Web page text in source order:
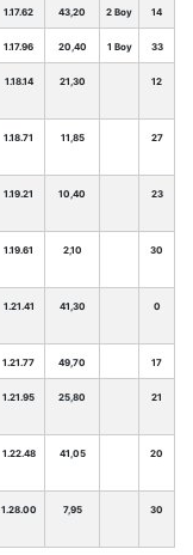
1.17.62 43,20 2 Boy 14
1.17.96 20,40 1 Boy 33
1.18.14 21,30 12
1.18.71 11,85 27
1.19.21 10,40 23
1.19.61 2,10 30
1.21.41 41,30 0
1.21.77 49,70 17
1.21.95 25,80 21
1.22.48 41,05 20
1.28.00 7,95 30